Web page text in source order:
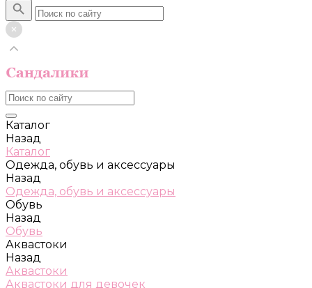
Каталог
Назад
Каталог
Одежда, обувь и аксессуары
Назад
Одежда, обувь и аксессуары
Обувь
Назад
Обувь
Аквастоки
Назад
Аквастоки
Аквастоки для девочек